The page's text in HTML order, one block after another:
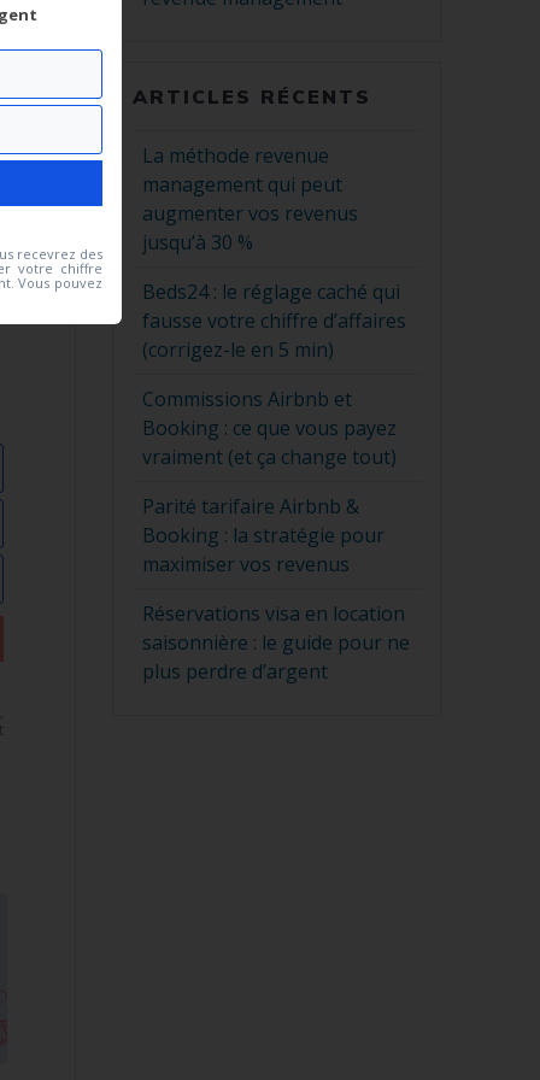
ARTICLES RÉCENTS
La méthode revenue
management qui peut
augmenter vos revenus
jusqu’à 30 %
Beds24 : le réglage caché qui
fausse votre chiffre d’affaires
(corrigez-le en 5 min)
Commissions Airbnb et
Booking : ce que vous payez
vraiment (et ça change tout)
Parité tarifaire Airbnb &
Booking : la stratégie pour
maximiser vos revenus
Réservations visa en location
saisonnière : le guide pour ne
plus perdre d’argent
recevrez des
votre chiffre
Vous pouvez